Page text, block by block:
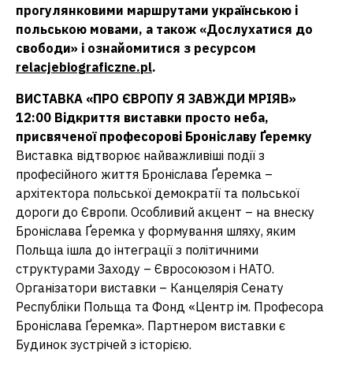
прогулянковими маршрутами українською і
польською мовами, а також «Дослухатися до
свободи» і ознайомитися з ресурсом
relacjebiograficzne.pl.
ВИСТАВКА «ПРО ЄВРОПУ Я ЗАВЖДИ МРІЯВ»
12:00 Відкриття виставки просто неба,
присвяченої професорові Броніславу Ґеремку
Виставка відтворює найважливіші події з
професійного життя Броніслава Ґеремка –
архітектора польської демократії та польської
дороги до Європи. Особливий акцент – на внеску
Броніслава Ґеремка у формування шляху, яким
Польща ішла до інтеграції з політичними
структурами Заходу – Євросоюзом і НАТО.
Організатори виставки – Канцелярія Сенату
Республіки Польща та Фонд «Центр ім. Професора
Броніслава Ґеремка». Партнером виставки є
Будинок зустрічей з історією.